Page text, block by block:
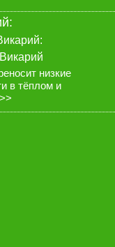
:
низкие
в тёплом и